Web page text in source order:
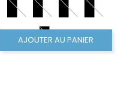
AJOUTER AU PANIER